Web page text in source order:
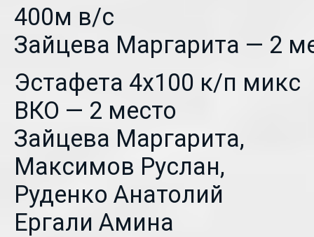
400м в/с
Зайцева Маргарита — 2
Эстафета 4х100 к/п микс
ВКО — 2 место
Зайцева Маргарита,
Максимов Руслан,
Руденко Анатолий
Ергали Амина